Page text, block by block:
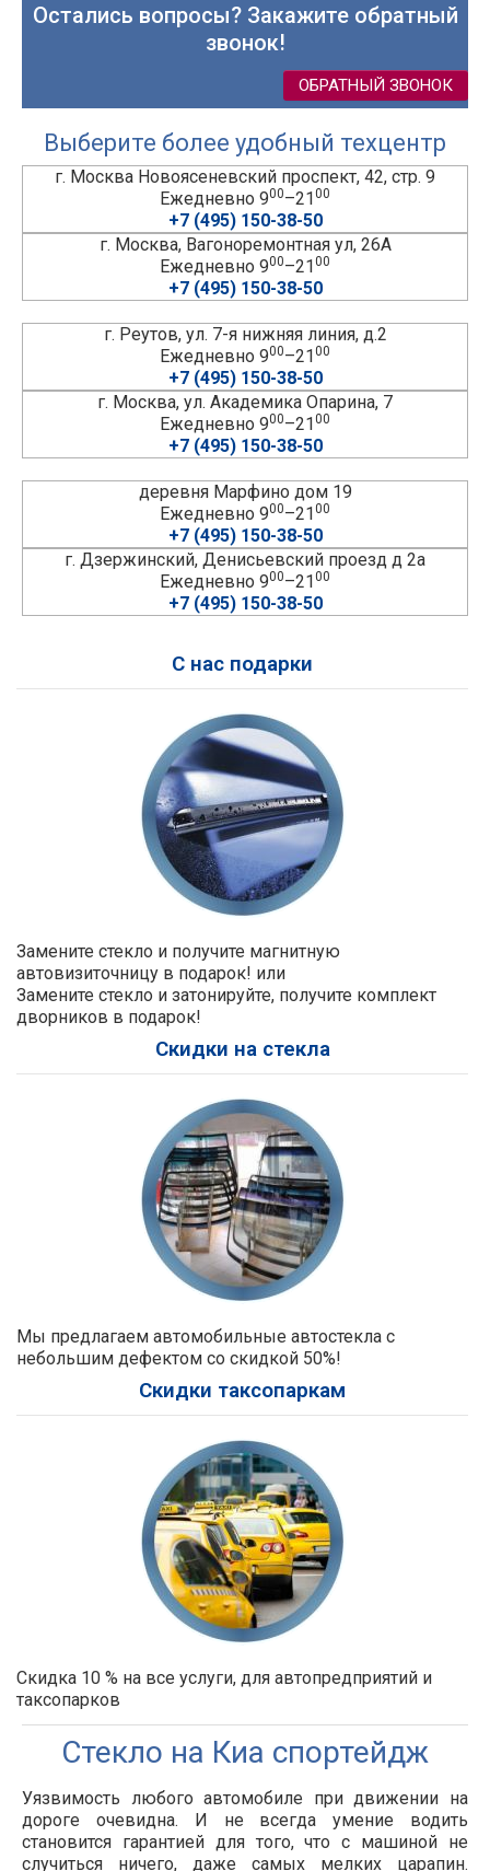
Остались вопросы? Закажите обратный
звонок!
ОБРАТНЫЙ ЗВОНОК
Выберите более удобный техцентр
г. Москва Новоясеневский проспект, 42, стр. 9
Ежедневно 900–2100
+7 (495) 150-38-50
г. Москва, Вагоноремонтная ул, 26А
Ежедневно 900–2100
+7 (495) 150-38-50
г. Реутов, ул. 7-я нижняя линия, д.2
Ежедневно 900–2100
+7 (495) 150-38-50
г. Москва, ул. Академика Опарина, 7
Ежедневно 900–2100
+7 (495) 150-38-50
деревня Марфино дом 19
Ежедневно 900–2100
+7 (495) 150-38-50
г. Дзержинский, Денисьевский проезд д 2а
Ежедневно 900–2100
+7 (495) 150-38-50
С нас подарки
Замените стекло и получите магнитную
автовизиточницу в подарок! или
Замените стекло и затонируйте, получите комплект
дворников в подарок!
Скидки на стекла
Мы предлагаем автомобильные автостекла с
небольшим дефектом со скидкой 50%!
Скидки таксопаркам
Скидка 10 % на все услуги, для автопредприятий и
таксопарков
Cтекло на Киа спортейдж
Уязвимость любого автомобиле при движении на
дороге очевидна. И не всегда умение водить
становится гарантией для того, что с машиной не
случиться ничего, даже самых мелких царапин.